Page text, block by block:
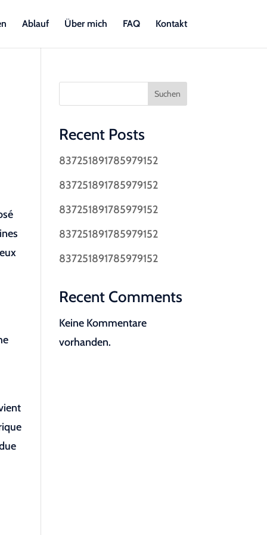
Ablauf Über mich FAQ Kontakt
Suchen
Recent Posts
837251891785979152
837251891785979152
837251891785979152
837251891785979152
837251891785979152
Recent Comments
Keine Kommentare
vorhanden.